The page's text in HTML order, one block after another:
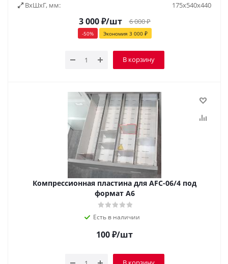
ВxШxГ, мм: 175х540х440
3 000₽/шт 6 000₽
-50% Экономия 3 000₽
В корзину
Компрессионная пластина для AFC-06/4 под
формат А6
Есть в наличии
100₽/шт